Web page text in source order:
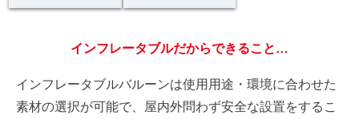
インフレータブルだからできること…
インフレータブルバルーンは使用用途・環境に合わせた
素材の選択が可能で、屋内外問わず安全な設置をするこ